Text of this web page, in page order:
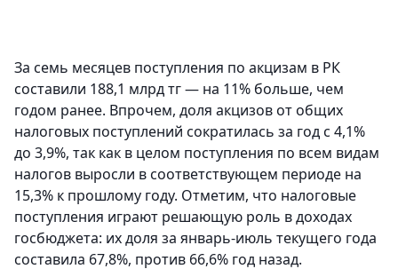
За семь месяцев поступления по акцизам в РК
составили 188,1 млрд тг — на 11% больше, чем
годом ранее. Впрочем, доля акцизов от общих
налоговых поступлений сократилась за год с 4,1%
до 3,9%, так как в целом поступления по всем видам
налогов выросли в соответствующем периоде на
15,3% к прошлому году. Отметим, что налоговые
поступления играют решающую роль в доходах
госбюджета: их доля за январь-июль текущего года
составила 67,8%, против 66,6% год назад.